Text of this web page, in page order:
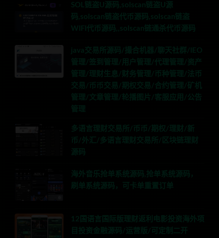
SOL链盗U源码,solscan链盗U源
码,solscan链盗代币源码,solscan链盗
WIFI代币源码,,solscan链通杀代币源码
java交易所源码/撮合机器/聊天社群/IEO
管理/签到管理/用户管理/代理管理/资产
管理/理财生息/财务管理/币种管理/法币
交易/币币交易/期权交易/合约管理/矿机
管理/文章管理/轮播图片/客服应用/公告
管理
多语言理财交易所/币币/期权/理财/新
币/外汇/多语言理财交易所/区块链理财
源码
海外音乐抢单系统源码,抢单系统源码，
刷单系统源码，可卡单重置订单
12国语言国际版理财返利电影投资海外项
目投资金融源码/运营版/可定制二开